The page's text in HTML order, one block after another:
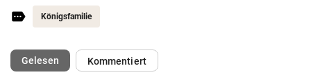
Königsfamilie
Gelesen(ausgewählt)Kommentiert